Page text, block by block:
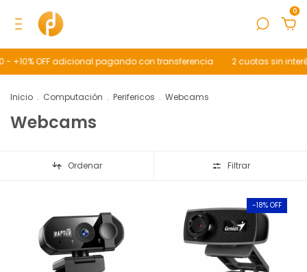
0
+10% OFF adicional pagando con transferencia 2 cuotas sin
Inicio . Computación . Perifericos . Webcams
Webcams
Ordenar Filtrar
-18% OFF